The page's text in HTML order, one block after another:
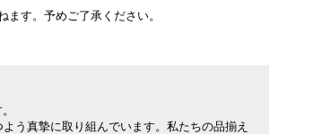
す。予めご了承ください。
う真摯に取り組んでいます。私たちの品揃え